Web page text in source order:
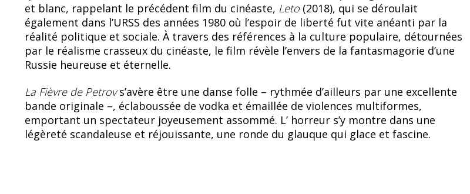
et blanc, rappelant le précédent film du cinéaste, Leto (2018), qui se déroulait
également dans l’URSS des années 1980 où l’espoir de liberté fut vite anéanti par la
réalité politique et sociale. À travers des références à la culture populaire, détournées
par le réalisme crasseux du cinéaste, le film révèle l’envers de la fantasmagorie d’une
Russie heureuse et éternelle.
La Fièvre de Petrovs’avère être une danse folle – rythmée d’ailleurs par une excellente
bande originale –, éclaboussée de vodka et émaillée de violences multiformes,
emportant un spectateur joyeusement assommé. L’ horreur s’y montre dans une
légèreté scandaleuse et réjouissante, une ronde du glauque qui glace et fascine.